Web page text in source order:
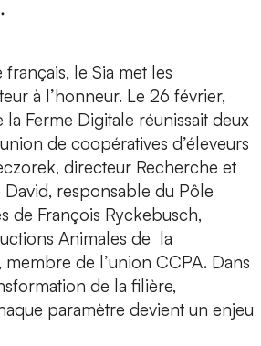
français, le Sia met les
à l’honneur. Le 26 février,
la Ferme Digitale réunissait deux
union de coopératives d’éleveurs
, directeur Recherche et
David, responsable du Pôle
de François Ryckebusch,
Animales de la
de l’union CCPA. Dans
de la filière,
paramètre devient un enjeu